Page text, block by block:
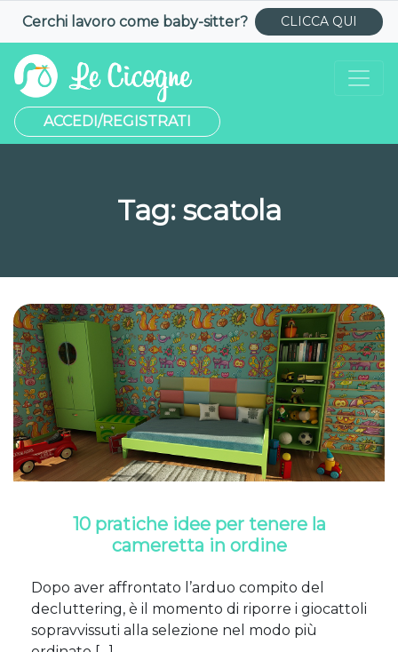
Cerchi lavoro come baby-sitter? CLICCA QUI
ACCEDI/REGISTRATI
Tag: scatola
10 pratiche idee per tenere la
cameretta in ordine
Dopo aver affrontato l’arduo compito del
decluttering, è il momento di riporre i giocattoli
sopravvissuti alla selezione nel modo più